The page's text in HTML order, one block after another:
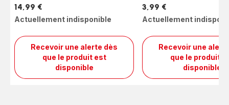
Recevoir une alerte dès
que le produit est
disponible
3
bols
Prix
14,99 €
Actuellement indisponible
Recevoir une
que le produit
disponible
de
(moyenne)
Prix
3,99 €
Actuellement